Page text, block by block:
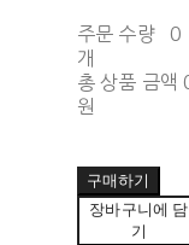
주문 수량
0
개
총 상품 금액
원
구매하기
장바구니에 담
기